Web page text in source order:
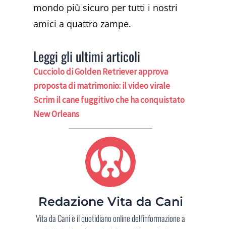
mondo più sicuro per tutti i nostri
amici a quattro zampe.
Leggi gli ultimi articoli
Cucciolo di Golden Retriever approva
proposta di matrimonio: il video virale
Scrim il cane fuggitivo che ha conquistato
New Orleans
Redazione Vita da Cani
Vita da Cani è il quotidiano online dell'informazione a